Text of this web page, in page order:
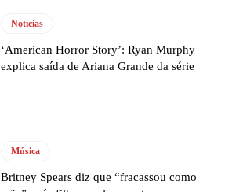
Notícias
‘American Horror Story’: Ryan Murphy
explica saída de Ariana Grande da série
Música
Britney Spears diz que “fracassou como